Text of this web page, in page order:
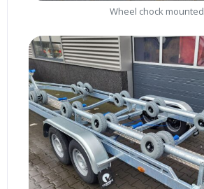
Wheel chock mounted